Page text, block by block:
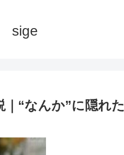
sige
｜“なんか”に隠れた